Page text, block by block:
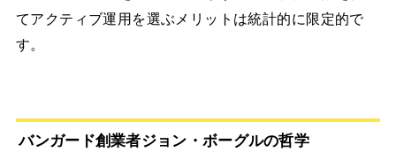
てアクティブ運用を選ぶメリットは統計的に限定的で
す。
バンガード創業者ジョン・ボーグルの哲学